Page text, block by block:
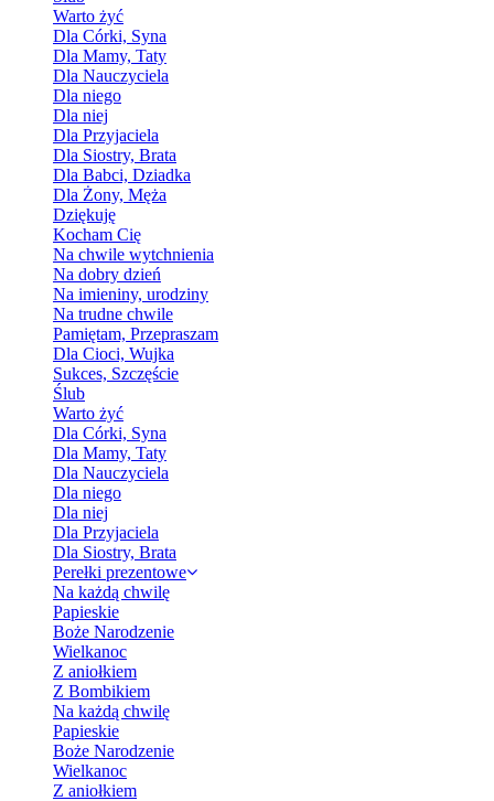
Warto żyć
Dla Córki, Syna
Dla Mamy, Taty
Dla Nauczyciela
Dla niego
Dla niej
Dla Przyjaciela
Dla Siostry, Brata
Dla Babci, Dziadka
Dla Żony, Męża
Dziękuję
Kocham Cię
Na chwile wytchnienia
Na dobry dzień
Na imieniny, urodziny
Na trudne chwile
Pamiętam, Przepraszam
Dla Cioci, Wujka
Sukces, Szczęście
Ślub
Warto żyć
Dla Córki, Syna
Dla Mamy, Taty
Dla Nauczyciela
Dla niego
Dla niej
Dla Przyjaciela
Dla Siostry, Brata
Perełki prezentowe
Na każdą chwilę
Papieskie
Boże Narodzenie
Wielkanoc
Z aniołkiem
Z Bombikiem
Na każdą chwilę
Papieskie
Boże Narodzenie
Wielkanoc
Z aniołkiem